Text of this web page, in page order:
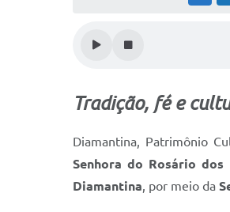
Tradição, fé e
Diamantina, Patrimônio
Senhora do Rosário dos
Diamantina, por meio da